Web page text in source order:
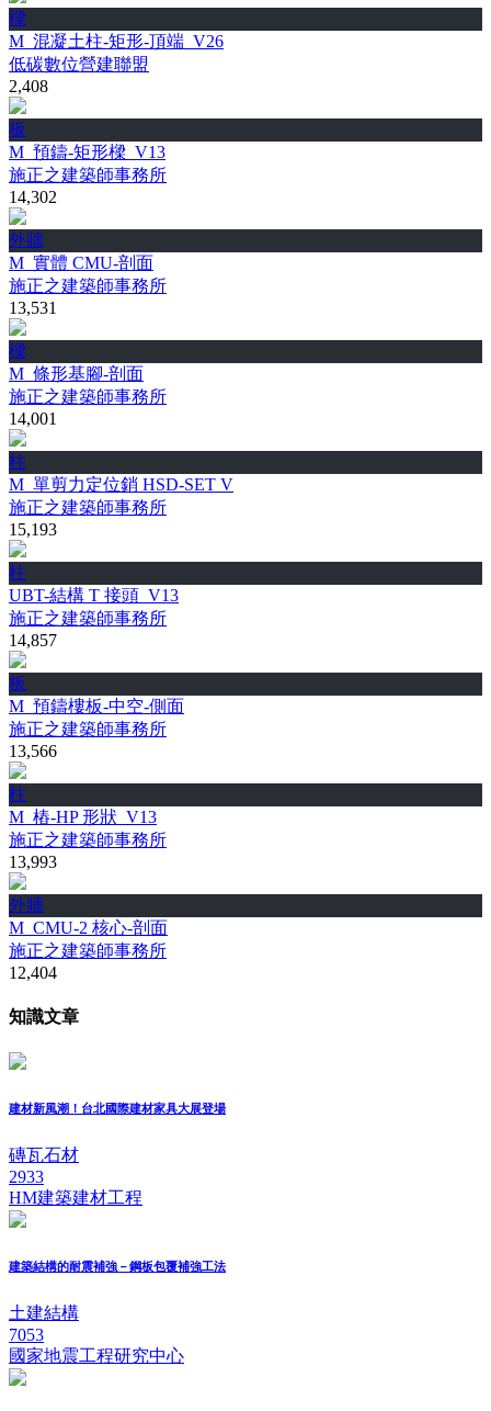
樑
M_混凝土柱-矩形-頂端_V26
低碳數位營建聯盟
2,408
板
M_預鑄-矩形樑_V13
施正之建築師事務所
14,302
外牆
M_實體 CMU-剖面
施正之建築師事務所
13,531
樑
M_條形基腳-剖面
施正之建築師事務所
14,001
柱
M_單剪力定位銷 HSD-SET V
施正之建築師事務所
15,193
柱
UBT-結構 T 接頭_V13
施正之建築師事務所
14,857
板
M_預鑄樓板-中空-側面
施正之建築師事務所
13,566
柱
M_樁-HP 形狀_V13
施正之建築師事務所
13,993
外牆
M_CMU-2 核心-剖面
施正之建築師事務所
12,404
知識文章
建材新風潮！台北國際建材家具大展登場
磚瓦石材
2933
HM建築建材工程
建築結構的耐震補強－鋼板包覆補強工法
土建結構
7053
國家地震工程研究中心